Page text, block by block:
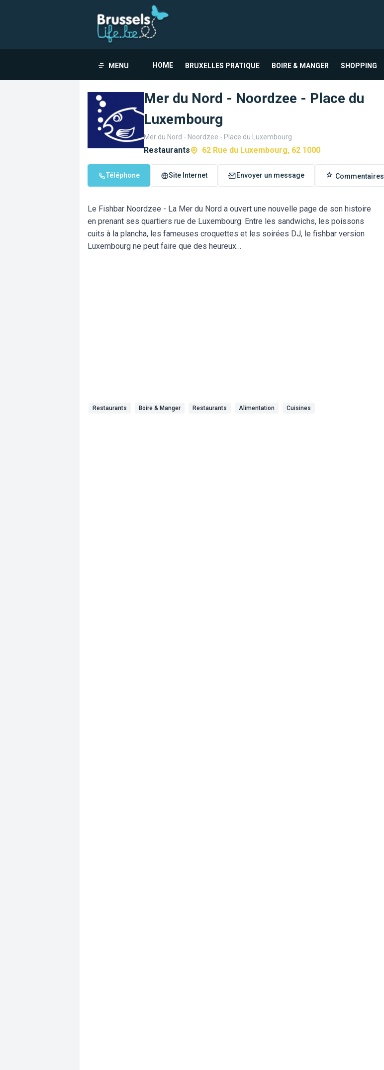
MENU HOME BRUXELLES PRATIQUE BOIRE & MANGER SHOPPING
Mer du Nord - Noordzee - Place du
Luxembourg
Mer du Nord - Noordzee - Place du Luxembourg
Restaurants 62 Rue du Luxembourg, 62 1000
Téléphone Site Internet Envoyer un message Commentaires
Le Fishbar Noordzee - La Mer du Nord a ouvert une nouvelle page de son histoire
en prenant ses quartiers rue de Luxembourg. Entre les sandwichs, les poissons
cuits à la plancha, les fameuses croquettes et les soirées DJ, le fishbar version
Luxembourg ne peut faire que des heureux…
Restaurants Boire & Manger Restaurants Alimentation Cuisines